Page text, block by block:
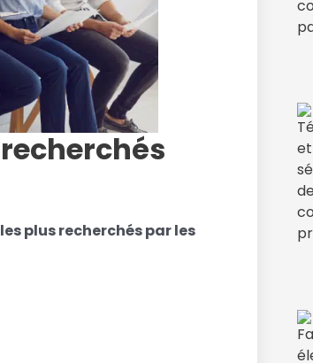
plus recherchés par les